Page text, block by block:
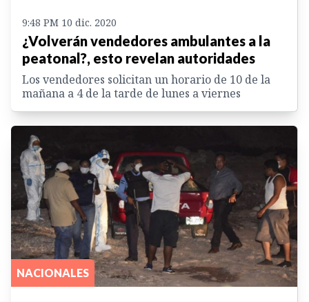
9:48 PM 10 dic. 2020
¿Volverán vendedores ambulantes a la
peatonal?, esto revelan autoridades
Los vendedores solicitan un horario de 10 de la
mañana a 4 de la tarde de lunes a viernes
NACIONALES